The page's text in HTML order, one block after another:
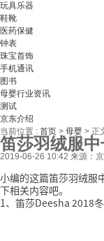
玩具乐器
鞋靴
医药保健
钟表
珠宝首饰
手机通讯
图书
母婴行业资讯
测试
京东介绍
当前位置 : 首页 > 母婴 > 正
笛莎羽绒服
2019-06-26 10:42 来源：
小编的这篇笛莎羽绒服
下相关内容吧。
1、笛莎Deesha 2018